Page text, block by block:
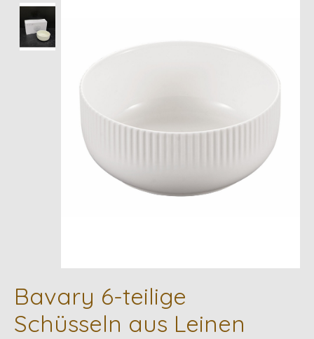
Bavary 6-teilige
Schüsseln aus Leinen